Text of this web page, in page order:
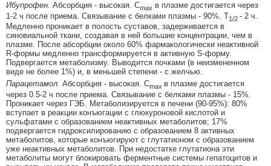
Ибупрофен. Абсорбция - высокая. Cmax в плазме достигается через
1-2 ч после приема. Связывание с белками плазмы - 90%. T1/2 - 2 ч.
Медленно проникает в полость суставов, задерживается в
синовиальной ткани, создавая в ней большие концентрации, чем в
плазме. После абсорбции около 60% фармакологически неактивной
R-формы медленно трансформируется в активную S-форму.
Подвергается метаболизму. Выводится почками (в неизмененном
виде не более 1%) и, в меньшей степени - с желчью.
Парацетамол. Абсорбция - высокая. Cmax в плазме достигается
через 0.5-2 ч после приема. Связывание с белками плазмы - 15%.
Проникает через ГЭБ. Метаболизируется в печени (90-95%): 80%
вступает в реакции конъюгации с глюкуроновой кислотой и
сульфатами с образованием неактивных метаболитов; 17%
подвергается гидроксилированию с образованием 8 активных
метаболитов, которые конъюгируют с глутатионом с образованием
уже неактивных метаболитов. При недостатке глутатиона эти
метаболиты могут блокировать ферментные системы гепатоцитов и